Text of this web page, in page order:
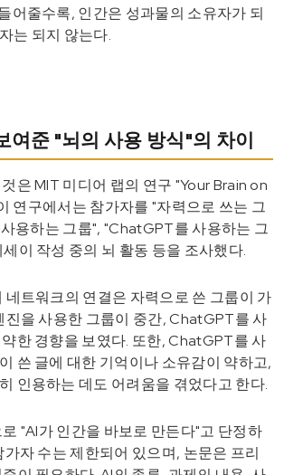
어줄수록, 인간은 성과물의 소유자가 되
는 되지 않는다.
여준 "뇌의 사용 방식"의 차이
은 MIT 미디어 랩의 연구 "Your Brain on
연구에서는 참가자를 "자력으로 쓰는 그
용하는 그룹", "ChatGPT를 사용하는 그
이 작성 중의 뇌 활동 등을 조사했다.
네트워크의 연결은 자력으로 쓴 그룹이 가
진을 사용한 그룹이 중간, ChatGPT를 사
한 경향을 보였다. 또한, ChatGPT를 사
쓴 글에 대한 기억이나 소유감이 약하고,
인용하는 데도 어려움을 겪었다고 한다.
"AI가 인간을 바보로 만든다"고 단정하
가자 수는 제한되어 있으며, 논문은 프리